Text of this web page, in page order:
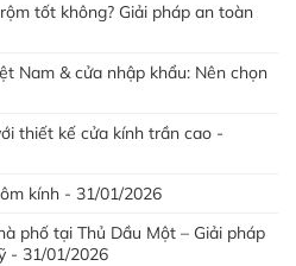
tốt không? Giải pháp an toàn
Nam & cửa nhập khẩu: Nên chọn
thiết kế cửa kính trần cao -
kính - 31/01/2026
phố tại Thủ Dầu Một – Giải pháp
- 31/01/2026